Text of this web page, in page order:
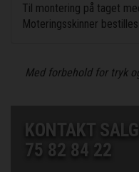
Til montering på taget
Moteringsskinner
Med forbehold for tryk
KONTAKT
75 82 84 22